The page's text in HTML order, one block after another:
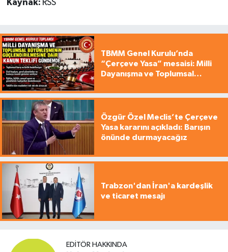
Kaynak: RSS
TBMM Genel Kurulu’nda
“Çerçeve Yasa” mesaisi: Milli
Dayanışma ve Toplumsal
Özgür Özel Meclis’te Çerçeve
Yasa kararını açıkladı: Barışın
önünde durmayacağız
Trabzon'dan İran'a kardeşlik
ve ticaret mesajı
EDITÖR HAKKINDA